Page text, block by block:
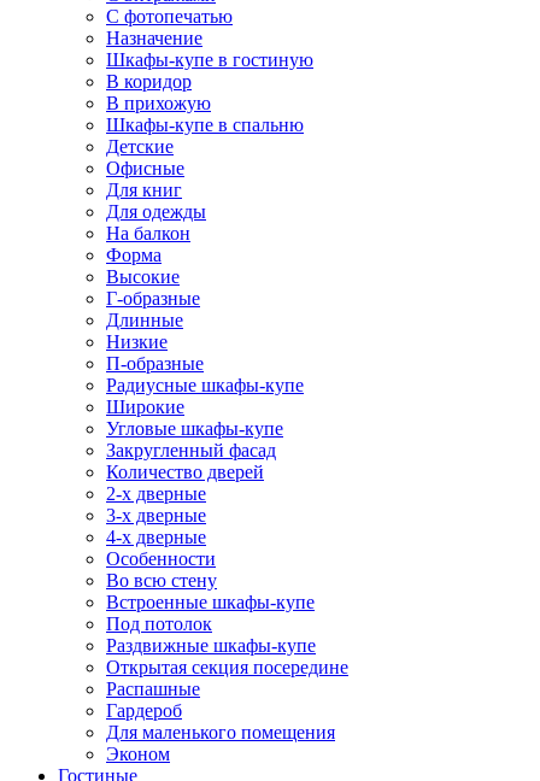
С фотопечатью
Назначение
Шкафы-купе в гостиную
В коридор
В прихожую
Шкафы-купе в спальню
Детские
Офисные
Для книг
Для одежды
На балкон
Форма
Высокие
Г-образные
Длинные
Низкие
П-образные
Радиусные шкафы-купе
Широкие
Угловые шкафы-купе
Закругленный фасад
Количество дверей
2-х дверные
3-х дверные
4-х дверные
Особенности
Во всю стену
Встроенные шкафы-купе
Под потолок
Раздвижные шкафы-купе
Открытая секция посередине
Распашные
Гардероб
Для маленького помещения
Эконом
Гостиные